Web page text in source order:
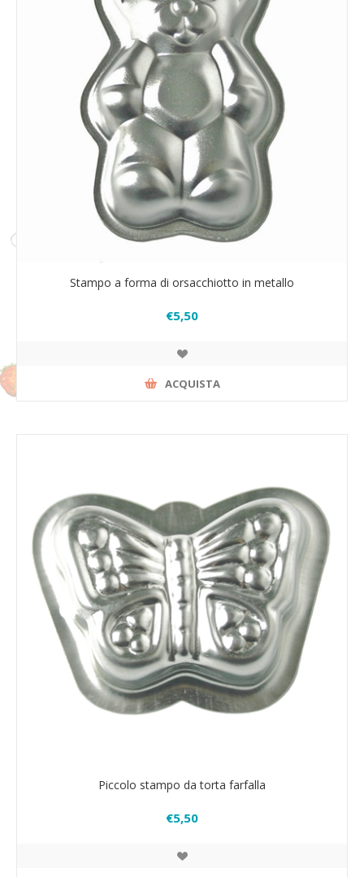
Stampo a forma di orsacchiotto in metallo
€5,50
ACQUISTA
Piccolo stampo da torta farfalla
€5,50